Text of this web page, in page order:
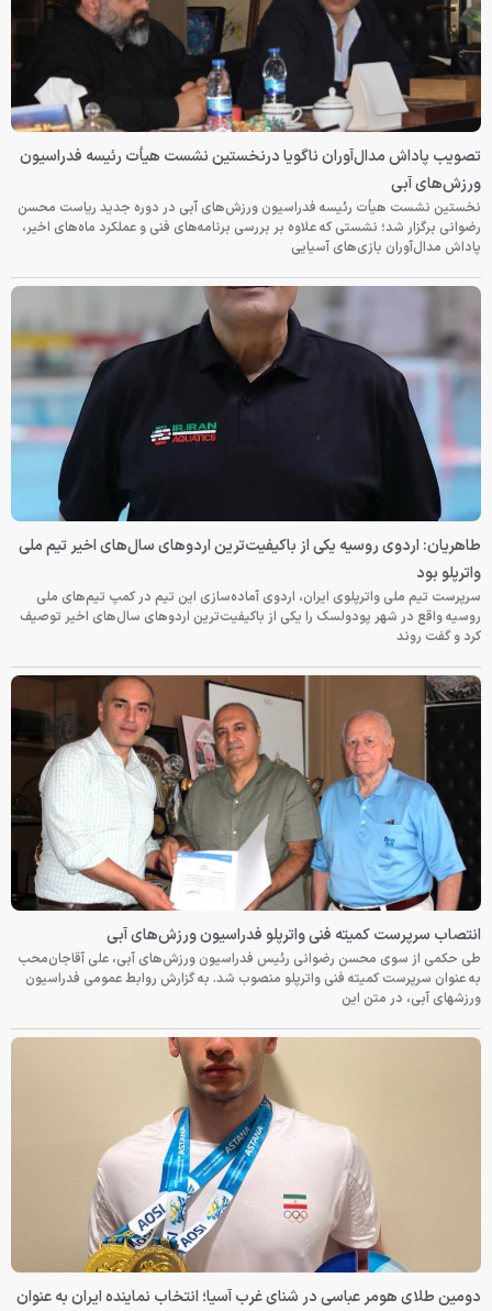
تصویب پاداش مدال‌آوران ناگویا درنخستین نشست هیأت رئیسه فدراسیون
ورزش‌های آبی
نخستین نشست هیأت رئیسه فدراسیون ورزش‌های آبی در دوره جدید ریاست محسن
رضوانی برگزار شد؛ نشستی که علاوه بر بررسی برنامه‌های فنی و عملکرد ماه‌های اخیر،
پاداش مدال‌آوران بازی‌های آسیایی
طاهریان: اردوی روسیه یکی از باکیفیت‌ترین اردوهای سال‌های اخیر تیم ملی
واترپلو بود
سرپرست تیم ملی واترپلوی ایران، اردوی آماده‌سازی این تیم در کمپ تیم‌های ملی
روسیه واقع در شهر پودولسک را یکی از باکیفیت‌ترین اردوهای سال‌های اخیر توصیف
کرد و گفت روند
انتصاب سرپرست کمیته فنی واترپلو فدراسیون ورزش‌های آبی
طی حکمی از سوی محسن رضوانی رئیس فدراسیون ورزش‌های آبی، علی آقاجان‌محب
به عنوان سرپرست کمیته فنی واترپلو منصوب شد. به گزارش روابط عمومی فدراسیون
ورزشهای آبی، در متن این
دومین طلای هومر عباسی در شنای غرب آسیا؛ انتخاب نماینده ایران به عنوان